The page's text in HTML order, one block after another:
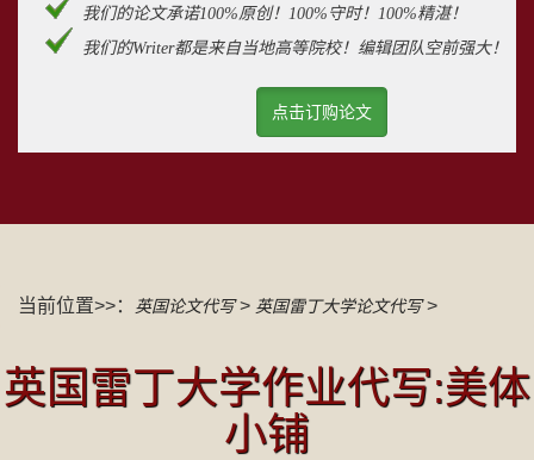
我们的论文承诺100%原创！100%守时！100%精湛！
我们的Writer都是来自当地高等院校！编辑团队空前强大！
点击订购论文
当前位置>>： 英国论文代写> 英国雷丁大学论文代写>
英国雷丁大学作业代写:美体
小铺